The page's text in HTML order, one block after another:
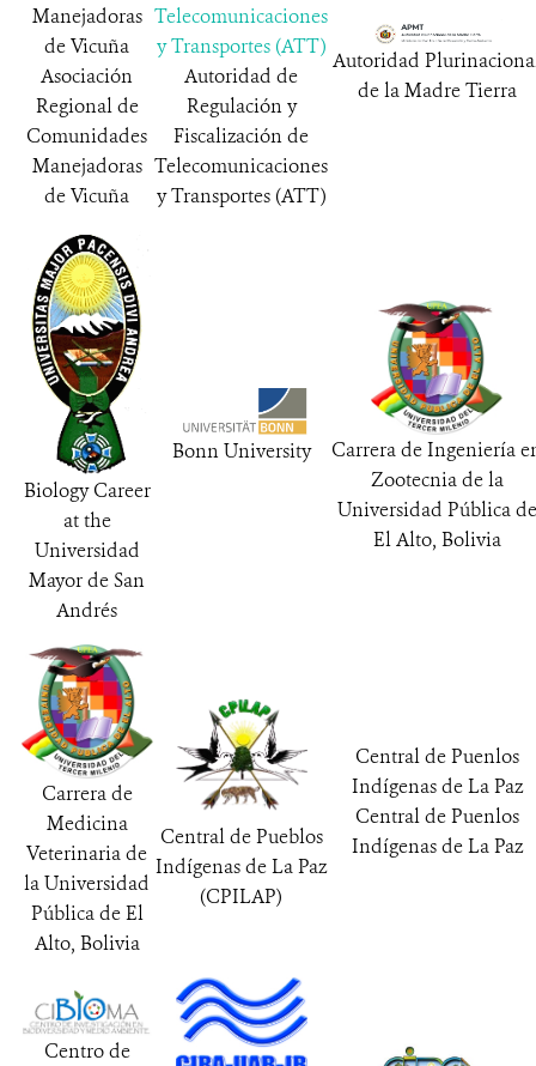
Manejadoras
de Vicuña
Asociación
Regional de
Comunidades
Manejadoras
de Vicuña
Telecomunicaciones
y Transportes (ATT)
Autoridad de
Regulación y
Fiscalización de
Telecomunicaciones
y Transportes (ATT)
Autoridad
de la Madre Tierra
Biology Career
at the
Universidad
Mayor de San
Andrés
Bonn University
Carrera de Ingeniería
Zootecnia de la
Universidad Pública de
El Alto, Bolivia
Carrera de
Medicina
Veterinaria de
la Universidad
Pública de El
Alto, Bolivia
Central de Pueblos
Indígenas de La Paz
(CPILAP)
Central de Puenlos
Indígenas de La Paz
Central de Puenlos
Indígenas de La Paz
Centro de